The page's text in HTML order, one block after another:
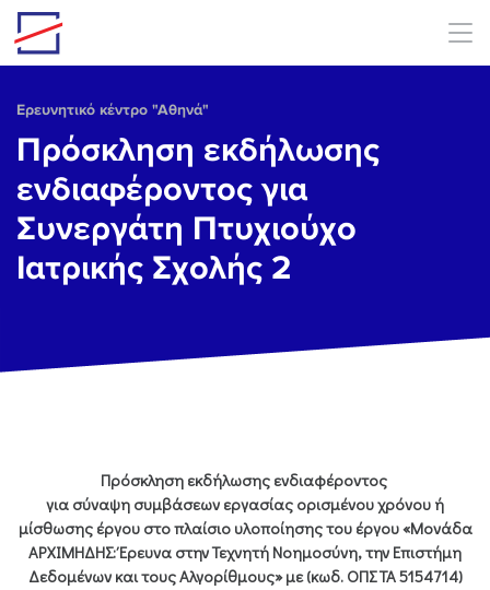
Skip to main content
Ερευνητικό κέντρο "Αθηνά"
Πρόσκληση εκδήλωσης
ενδιαφέροντος για
Συνεργάτη Πτυχιούχο
Ιατρικής Σχολής 2
Πρόσκληση εκδήλωσης ενδιαφέροντος
για σύναψη συμβάσεων εργασίας ορισμένου χρόνου ή
μίσθωσης έργου στο πλαίσιο υλοποίησης του έργου «Μονάδα
ΑΡΧΙΜΗΔΗΣ: Έρευνα στην Τεχνητή Νοημοσύνη, την Επιστήμη
Δεδομένων και τους Αλγορίθμους» με (κωδ. ΟΠΣ ΤΑ 5154714)